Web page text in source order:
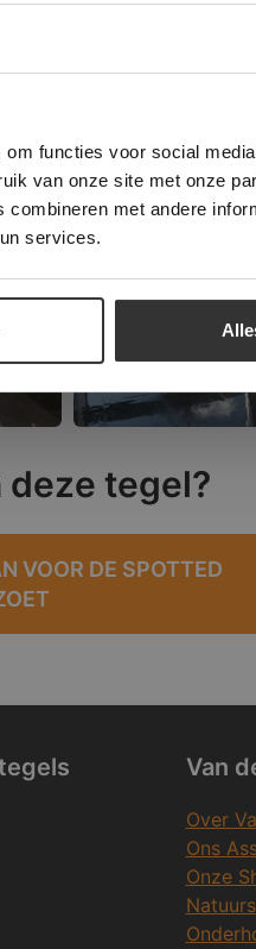
functies voor social
van onze site met onze
met andere
services.
deze tegel?
VOOR DE SPOTTED
Van
Over
Ons
Onze
van cookies.
Door gebruik te maken
met ons cookiebeleid.
AFWIJZEN